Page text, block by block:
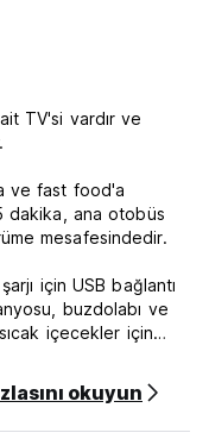
TV'si vardır ve
ve fast food'a
dakika, ana otobüs
mesafesindedir.
için USB bağlantı
buzdolabı ve
içecekler için
ana yol üzerinde
okuyun